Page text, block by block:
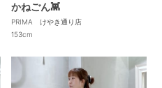
かねごん👾
PRIMA けやき通り店
153cm